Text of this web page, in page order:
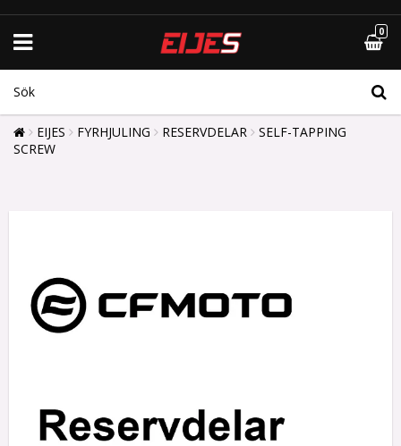
0
EIJES FYRHJULING RESERVDELAR
SELF-TAPPING
SCREW